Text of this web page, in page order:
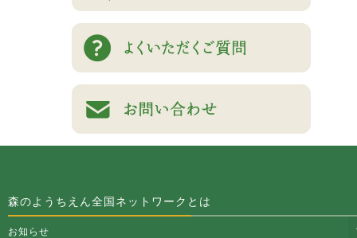
森のようちえん全国ネットワークとは
お知らせ